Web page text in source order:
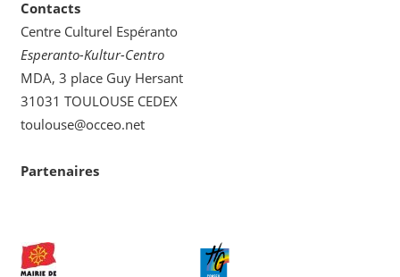
Contacts
Centre Culturel Espéranto
Esperanto-Kultur-Centro
MDA, 3 place Guy Hersant
31031 TOULOUSE CEDEX
toulouse@occeo.net
Partenaires